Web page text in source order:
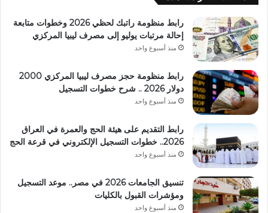
رابط منظومة راتبك لحظي 2026 وخطوات متابعة
إحالة مرتبات يوليو إلى مصرف ليبيا المركزي
منذ أسبوع واحد
رابط منظومة حجز مصرف ليبيا المركزي 2000
دولار 2026 .. شرح خطوات التسجيل
منذ أسبوع واحد
رابط التقديم على هيئة الحج والعمرة في العراق
2026.. خطوات التسجيل الإلكتروني في قرعة الحج
منذ أسبوع واحد
تنسيق الجامعات 2026 في مصر.. موعد التسجيل
ومؤشرات القبول بالكليات
منذ أسبوع واحد